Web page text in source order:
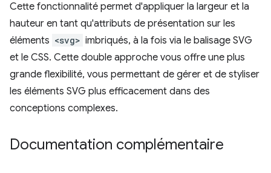
Cette fonctionnalité permet d'appliquer la largeur et la
hauteur en tant qu'attributs de présentation sur les
éléments <svg> imbriqués, à la fois via le balisage SVG
et le CSS. Cette double approche vous offre une plus
grande flexibilité, vous permettant de gérer et de styliser
les éléments SVG plus efficacement dans des
conceptions complexes.
Documentation complémentaire